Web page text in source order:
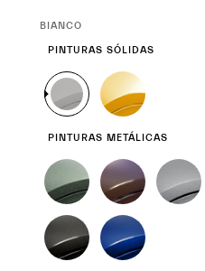
CURRENT
BIANCO
PINTURAS SÓLIDAS
PINTURAS METÁLICAS